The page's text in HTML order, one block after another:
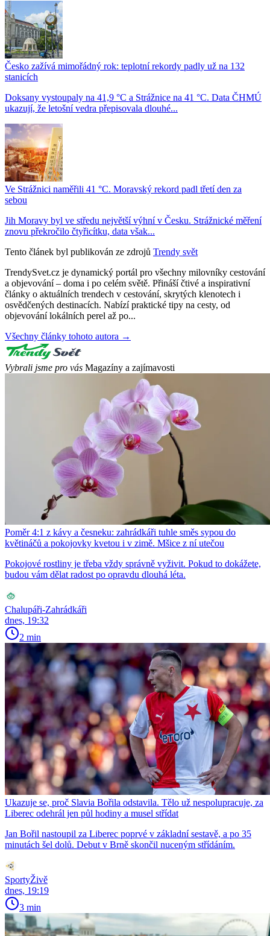
Česko zažívá mimořádný rok: teplotní rekordy padly už na 132
stanicích
Doksany vystoupaly na 41,9 °C a Strážnice na 41 °C. Data ČHMÚ
ukazují, že letošní vedra přepisovala dlouhé...
Ve Strážnici naměřili 41 °C. Moravský rekord padl třetí den za
sebou
Jih Moravy byl ve středu největší výhní v Česku. Strážnické měření
znovu překročilo čtyřicítku, data však...
Tento článek byl publikován ze zdrojů Trendy svět
TrendySvet.cz je dynamický portál pro všechny milovníky cestování
a objevování – doma i po celém světě. Přináší čtivé a inspirativní
články o aktuálních trendech v cestování, skrytých klenotech i
osvědčených destinacích. Nabízí praktické tipy na cesty, od
objevování lokálních perel až po...
Všechny články tohoto autora →
Vybrali jsme pro vás Magazíny a zajímavosti
Poměr 4:1 z kávy a česneku: zahrádkáři tuhle směs sypou do
květináčů a pokojovky kvetou i v zimě. Mšice z ní utečou
Pokojové rostliny je třeba vždy správně vyživit. Pokud to dokážete,
budou vám dělat radost po opravdu dlouhá léta.
Chalupáři-Zahrádkáři
dnes, 19:32
2 min
Ukazuje se, proč Slavia Bořila odstavila. Tělo už nespolupracuje, za
Liberec odehrál jen půl hodiny a musel střídat
Jan Bořil nastoupil za Liberec poprvé v základní sestavě, a po 35
minutách šel dolů. Debut v Brně skončil nuceným střídáním.
SportyŽivě
dnes, 19:19
3 min